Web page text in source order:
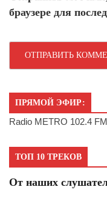
браузере для
ПРЯМОЙ ЭФИР:
Radio METRO 102.4 FM
ТОП 10 ТРЕКОВ
От наших